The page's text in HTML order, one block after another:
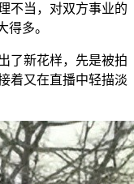
不当，对双方事业的
得多。
了新花样，先是被拍
着又在直播中轻描淡